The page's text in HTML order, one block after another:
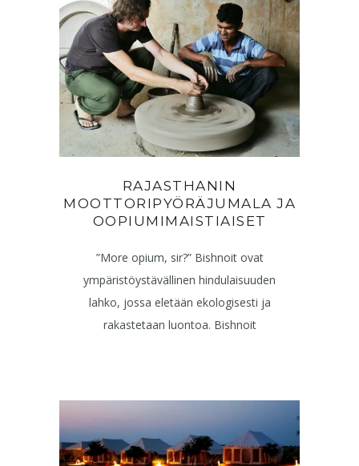
RAJASTHANIN
MOOTTORIPYÖRÄJUMALA JA
OOPIUMIMAISTIAISET
”More opium, sir?” Bishnoit ovat
ympäristöystävällinen hindulaisuuden
lahko, jossa eletään ekologisesti ja
rakastetaan luontoa. Bishnoit